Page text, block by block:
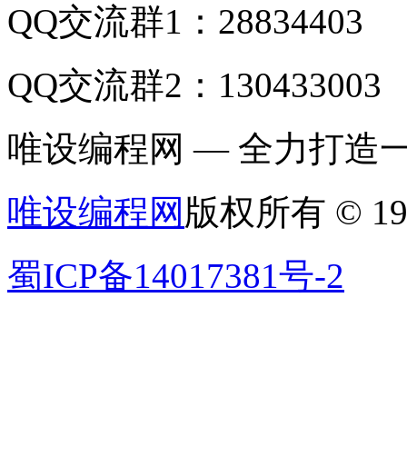
QQ交流群1：28834403
QQ交流群2：130433003
唯设编程网 — 全力打造
唯设编程网 版权所有 ©
蜀ICP备14017381号-2